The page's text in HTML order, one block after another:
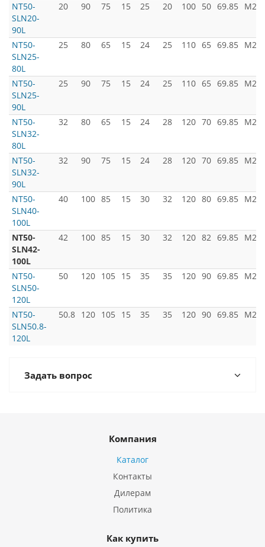
NT50-
SLN20-
90L
20 90 75 15 25 20 100 50 69.85
NT50-
SLN25-
80L
25 80 65 15 24 25 110 65 69.85
NT50-
SLN25-
90L
25 90 75 15 24 25 110 65 69.85
NT50-
SLN32-
80L
32 80 65 15 24 28 120 70 69.85
NT50-
SLN32-
90L
32 90 75 15 24 28 120 70 69.85
NT50-
SLN40-
100L
40 100 85 15 30 32 120 80 69.85
NT50-
SLN42-
100L
42 100 85 15 30 32 120 82 69.85
NT50-
SLN50-
120L
50 120 105 15 35 35 120 90 69.85
NT50-
SLN50.8-
120L
50.8 120 105 15 35 35 120 90 69.85
Задать вопрос
Компания
Каталог
Контакты
Дилерам
Политика
Как купить